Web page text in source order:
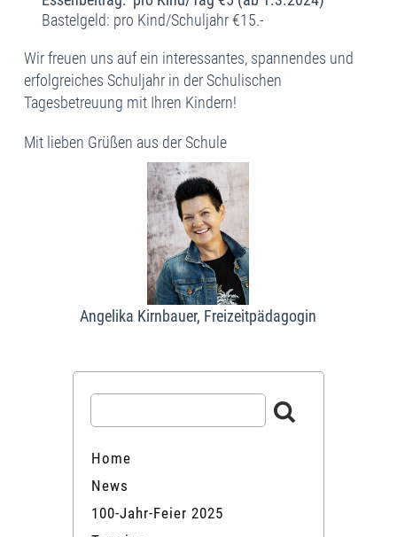
Bastelgeld: pro Kind/Schuljahr €15.-
Wir freuen uns auf ein interessantes, spannendes und
erfolgreiches Schuljahr in der Schulischen
Tagesbetreuung mit Ihren Kindern!
Mit lieben Grüßen aus der Schule
Angelika Kirnbauer, Freizeitpädagogin
Home
News
100-Jahr-Feier 2025